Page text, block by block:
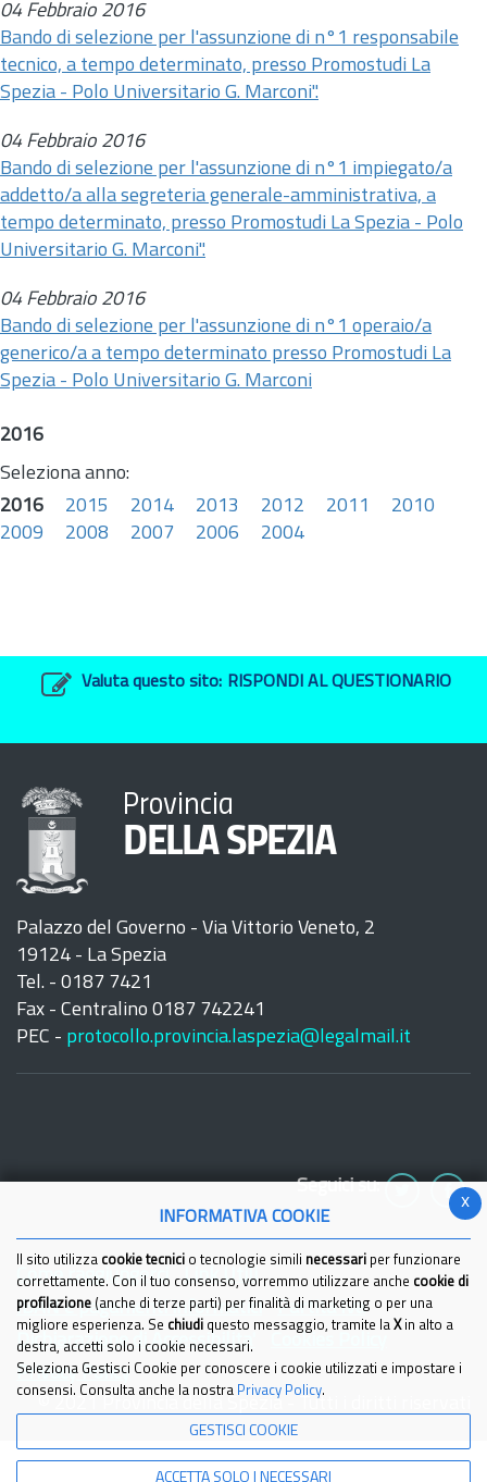
04 Febbraio 2016
Bando di selezione per l'assunzione di n°1 responsabile
tecnico, a tempo determinato, presso Promostudi La
Spezia - Polo Universitario G. Marconi".
04 Febbraio 2016
Bando di selezione per l'assunzione di n°1 impiegato/a
addetto/a alla segreteria generale-amministrativa, a
tempo determinato, presso Promostudi La Spezia - Polo
Universitario G. Marconi".
04 Febbraio 2016
Bando di selezione per l'assunzione di n°1 operaio/a
generico/a a tempo determinato presso Promostudi La
Spezia - Polo Universitario G. Marconi
2016
Seleziona anno:
2016
2015 2014 2013 2012 2011
2010
2009
2008 2007 2006 2004
Valuta questo sito: RISPONDI AL QUESTIONARIO
Provincia
DELLA SPEZIA
Palazzo del Governo - Via Vittorio Veneto, 2
19124 - La Spezia
Tel. - 0187 7421
Fax - Centralino 0187 742241
PEC - protocollo.provincia.laspezia@legalmail.it
Seguici su:
Come raggiungerci
Link Utili
IBAN e pagamenti informatici
Partita Iva
Dichiarazione di Accessibilita'
Privacy Policy
© 2021 Provincia della Spezia - Tutti i diritti riservati
x
INFORMATIVA COOKIE
Il sito utilizza cookie tecnici o tecnologie simili necessari per funzionare
correttamente. Con il tuo consenso, vorremmo utilizzare anche cookie di
profilazione (anche di terze parti) per finalità di marketing o per una
migliore esperienza. Se chiudi questo messaggio, tramite la Xin alto a
destra, accetti solo i cookie necessari.
Seleziona Gestisci Cookie per conoscere i cookie utilizzati e impostare i
consensi. Consulta anche la nostra Privacy Policy.
GESTISCI COOKIE
ACCETTA SOLO I NECESSARI